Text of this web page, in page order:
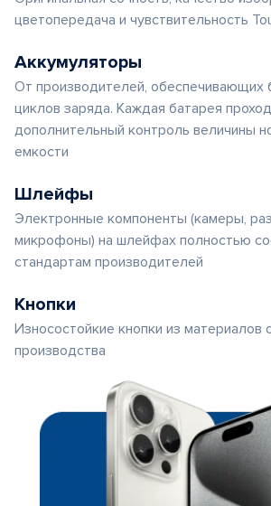
цветопередача и чувствительность
Аккумуляторы
От производителей, обеспечивающих
циклов заряда. Каждая батарея
дополнительный контроль величины
емкости
Шлейфы
Электронные компоненты (камеры,
микрофоны) на шлейфах полностью
стандартам производителей
Кнопки
Износостойкие кнопки из материалов
производства